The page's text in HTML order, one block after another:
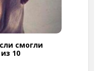
смогли
10